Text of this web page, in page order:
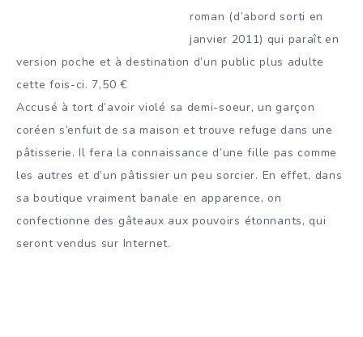
roman (d’abord sorti en
janvier 2011) qui paraît en
version poche et à destination d’un public plus adulte
cette fois-ci. 7,50 €
Accusé à tort d’avoir violé sa demi-soeur, un garçon
coréen s’enfuit de sa maison et trouve refuge dans une
pâtisserie. Il fera la connaissance d’une fille pas comme
les autres et d’un pâtissier un peu sorcier. En effet, dans
sa boutique vraiment banale en apparence, on
confectionne des gâteaux aux pouvoirs étonnants, qui
seront vendus sur Internet.